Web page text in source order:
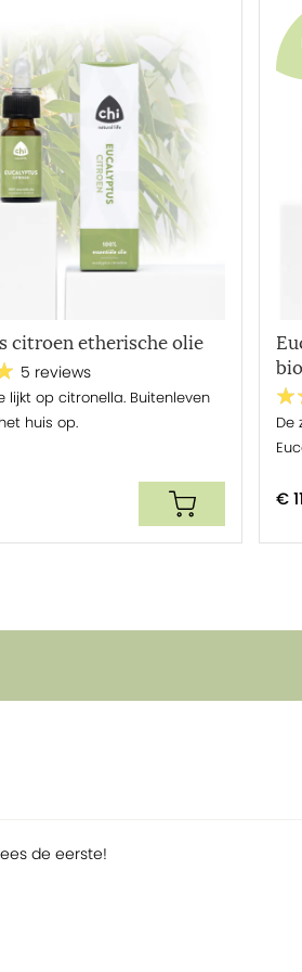
als smaakstof. Wist je dat etherische
Veel van onze biologische
echter worden sommige oliën in
ook deze olie, Eucalyptus.
of per 100 gram voedingsmiddel.
heeft wel eens gehoord van
denken bij aromatherapie aan
Zo worden essentiële oliën al
in voedsel en therapeutisch
soort olie bezit specifieke
hier verder over het hoe en waarom
natuur. Over de hele wereld
onze producten. We werken enkel met
citroen etherische olie
5 reviews
lijkt op citronella. Buitenleven
huis op.
De
€
de eerste!